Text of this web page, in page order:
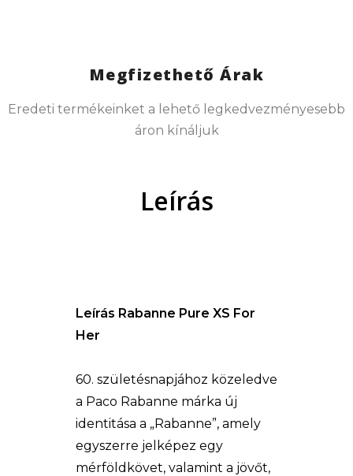
Megfizethető Árak
Eredeti termékeinket a lehető legkedvezményesebb
áron kínáljuk
Leírás
Leírás Rabanne Pure XS For
Her
60. születésnapjához közeledve
a Paco Rabanne márka új
identitása a „Rabanne”, amely
egyszerre jelképez egy
mérföldkövet, valamint a jövőt,